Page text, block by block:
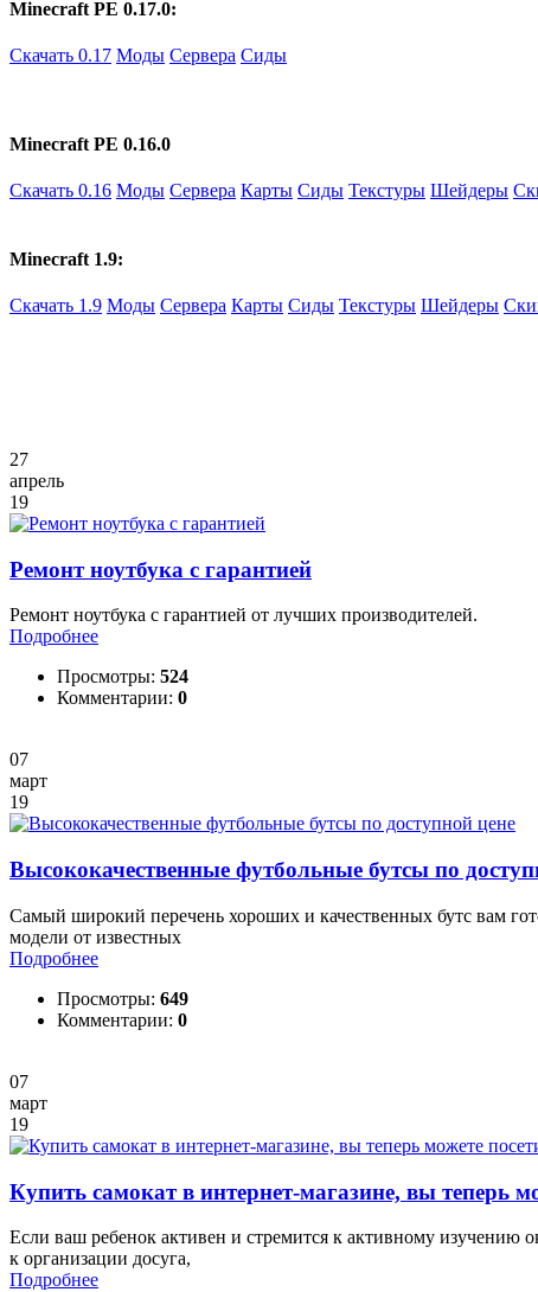
Minecraft PE 0.17.0:
Скачать 0.17 Моды Сервера Сиды
Minecraft PE 0.16.0
Скачать 0.16 Моды Сервера Карты Сиды Текстуры Шейдеры
Minecraft 1.9:
Скачать 1.9 Моды Сервера Карты Сиды Текстуры Шейдеры
27
апрель
19
Ремонт ноутбука с гарантией
Ремонт ноутбука с гарантией от лучших производителей.
Подробнее
Просмотры: 524
Комментарии: 0
07
март
19
Высококачественные футбольные бутсы по
Самый широкий перечень хороших и качественных бутс вам
модели от известных
Подробнее
Просмотры: 649
Комментарии: 0
07
март
19
Купить самокат в интернет-магазине, вы теперь
Если ваш ребенок активен и стремится к активному изучению
к организации досуга,
Подробнее